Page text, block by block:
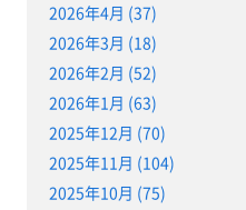
2026年4月 (37)
2026年3月 (18)
2026年2月 (52)
2026年1月 (63)
2025年12月 (70)
2025年11月 (104)
2025年10月 (75)